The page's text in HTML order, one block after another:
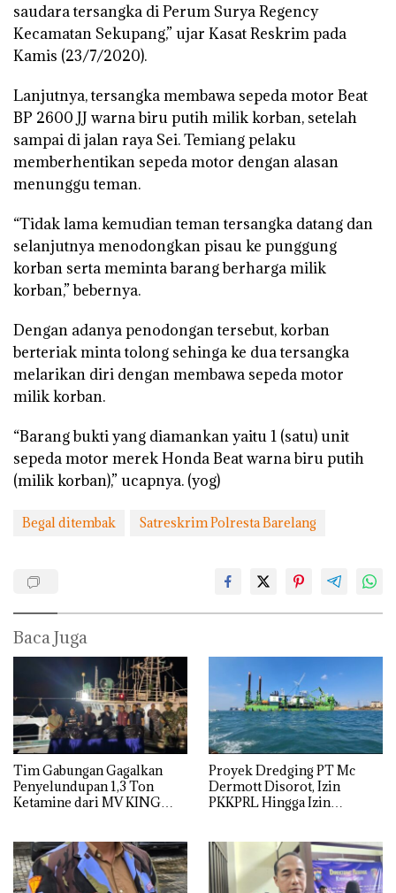
saudara tersangka di Perum Surya Regency
Kecamatan Sekupang,” ujar Kasat Reskrim pada
Kamis (23/7/2020).
Lanjutnya, tersangka membawa sepeda motor Beat
BP 2600 JJ warna biru putih milik korban, setelah
sampai di jalan raya Sei. Temiang pelaku
memberhentikan sepeda motor dengan alasan
menunggu teman.
“Tidak lama kemudian teman tersangka datang dan
selanjutnya menodongkan pisau ke punggung
korban serta meminta barang berharga milik
korban,” bebernya.
Dengan adanya penodongan tersebut, korban
berteriak minta tolong sehinga ke dua tersangka
melarikan diri dengan membawa sepeda motor
milik korban.
“Barang bukti yang diamankan yaitu 1 (satu) unit
sepeda motor merek Honda Beat warna biru putih
(milik korban),” ucapnya. (yog)
Begal ditembak Satreskrim Polresta Barelang
Baca Juga
Tim Gabungan Gagalkan
Penyelundupan 1,3 Ton
Ketamine dari MV KING
Proyek Dredging PT Mc
Dermott Disorot, Izin
PKKPRL Hingga Izin